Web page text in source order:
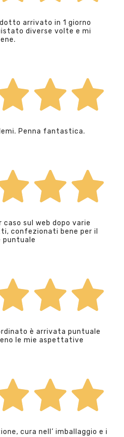
arrivato in 1 giorno
diverse volte e mi
Penna fantastica.
sul web dopo varie
confezionati bene per il
puntuale
è arrivata puntuale
le mie aspettative
cura nell’ imballaggio e i